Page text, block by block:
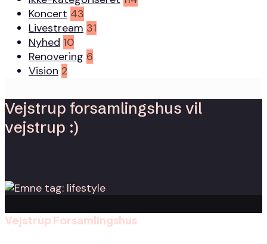
Koncert 43
Livestream 31
Nyhed 10
Renovering 6
Vision 2
Vejstrup forsamlingshus vil
vejstrup :)
Vejstrup Forsamlingshus